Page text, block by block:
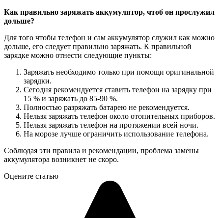
Как правильно заряжать аккумулятор, чтоб он прослужил
дольше?
Для того чтобы телефон и сам аккумулятор служил как можно
дольше, его следует правильно заряжать. К правильной
зарядке можно отнести следующие пункты:
Заряжать необходимо только при помощи оригинальной
зарядки.
Сегодня рекомендуется ставить телефон на зарядку при
15 % и заряжать до 85-90 %.
Полностью разряжать батарею не рекомендуется.
Нельзя заряжать телефон около отопительных приборов.
Нельзя заряжать телефон на протяжении всей ночи.
На морозе лучше ограничить использование телефона.
Соблюдая эти правила и рекомендации, проблема замены
аккумулятора возникнет не скоро.
Оцените статью